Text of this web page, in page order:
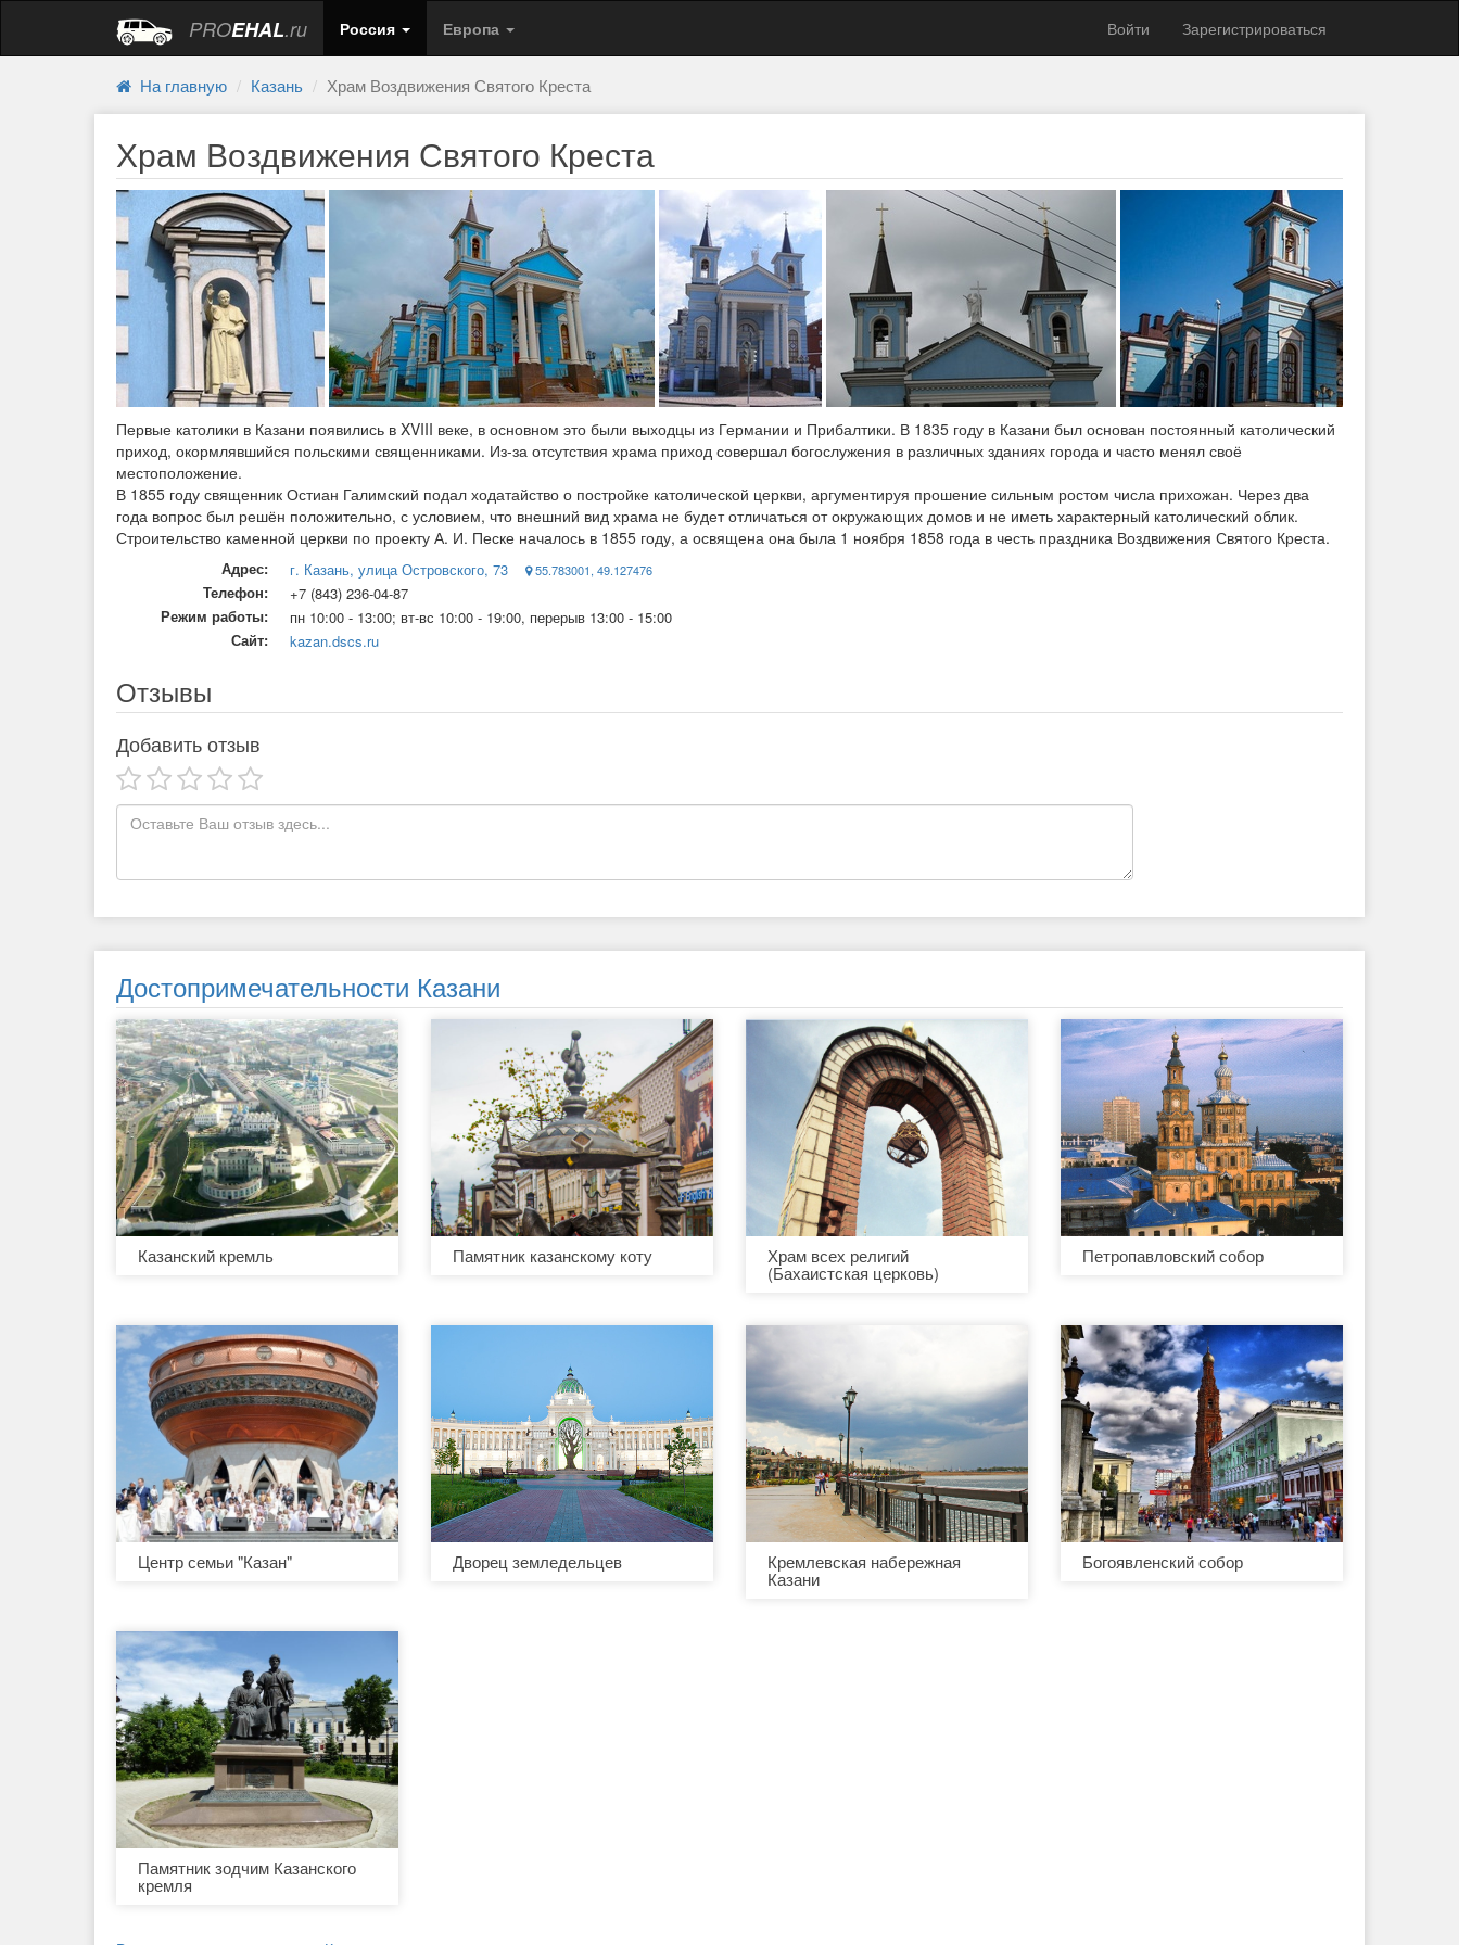
PROEHAL.ru Россия Европа Войти Зарегистрироваться
На главную Казань Храм Воздвижения Святого Креста
Храм Воздвижения Святого Креста
Первые католики в Казани появились в XVIII веке, в основном это были выходцы из Германии и Прибалтики. В 1835 году в Казани был основан постоянный католический
приход, окормлявшийся польскими священниками. Из-за отсутствия храма приход совершал богослужения в различных зданиях города и часто менял своё
местоположение.
В 1855 году священник Остиан Галимский подал ходатайство о постройке католической церкви, аргументируя прошение сильным ростом числа прихожан. Через два
года вопрос был решён положительно, с условием, что внешний вид храма не будет отличаться от окружающих домов и не иметь характерный католический облик.
Строительство каменной церкви по проекту А. И. Песке началось в 1855 году, а освящена она была 1 ноября 1858 года в честь праздника Воздвижения Святого Креста.
Адрес: г. Казань, улица Островского, 73 55.783001, 49.127476
Телефон:
+7 (843) 236‑04-87
Режим работы:
пн 10:00 - 13:00; вт-вс 10:00 - 19:00, перерыв 13:00 - 15:00
Сайт:
kazan.dscs.ru
Отзывы
Добавить отзыв
Достопримечательности Казани
Казанский кремль Памятник казанскому коту Храм всех религий
(Бахаистская церковь)
Петропавловский собор
Центр семьи "Казан" Дворец земледельцев Кремлевская набережная
Казани
Богоявленский собор
Памятник зодчим Казанского
кремля